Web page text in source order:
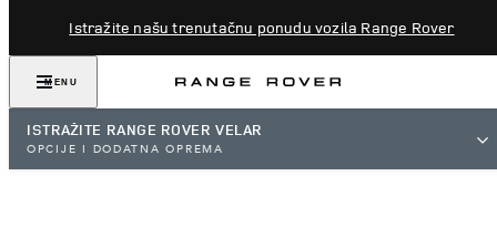
Istražite našu trenutačnu ponudu vozila Range Rover
MENU
ISTRAŽITE RANGE ROVER VELAR
OPCIJE I DODATNA OPREMA